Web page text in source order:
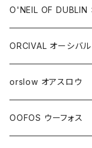
O'NEIL OF DUBLIN
ORCIVAL オーシバル
orslow オアスロウ
OOFOS ウーフォス